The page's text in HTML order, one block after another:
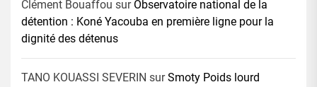
Clément Bouaffou sur Observatoire national de la
détention : Koné Yacouba en première ligne pour la
dignité des détenus
TANO KOUASSI SEVERIN surSmoty Poids lourd